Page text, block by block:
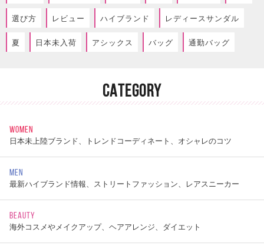
選び方 レビュー ハイブランド レディースサンダル
夏 日本未入荷 アシックス バッグ 通勤バッグ
CATEGORY
WOMEN
日本未上陸ブランド、トレンドコーディネート、オシャレのコツ
MEN
最新ハイブランド情報、ストリートファッション、レアスニーカー
BEAUTY
海外コスメやメイクアップ、ヘアアレンジ、ダイエット